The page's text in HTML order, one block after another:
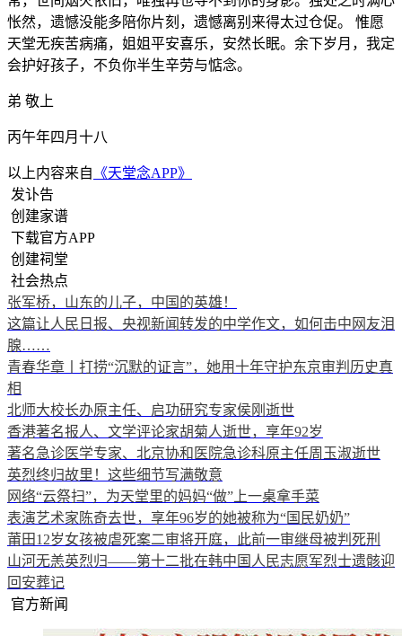
怅然，遗憾没能多陪你片刻，遗憾离别来得太过仓促。 惟愿
天堂无疾苦病痛，姐姐平安喜乐，安然长眠。余下岁月，我定
会护好孩子，不负你半生辛劳与惦念。
弟 敬上
丙午年四月十八
以上内容来自 《天堂念APP》
发讣告
创建家谱
下载官方APP
创建祠堂
社会热点
张军桥，山东的儿子，中国的英雄！
这篇让人民日报、央视新闻转发的中学作文，如何击中网友泪
腺……
青春华章丨打捞“沉默的证言”，她用十年守护东京审判历史真
相
北师大校长办原主任、启功研究专家侯刚逝世
香港著名报人、文学评论家胡菊人逝世，享年92岁
著名急诊医学专家、北京协和医院急诊科原主任周玉淑逝世
英烈终归故里！这些细节写满敬意
网络“云祭扫”，为天堂里的妈妈“做”上一桌拿手菜
表演艺术家陈奇去世，享年96岁的她被称为“国民奶奶”
莆田12岁女孩被虐死案二审将开庭，此前一审继母被判死刑
山河无恙英烈归——第十二批在韩中国人民志愿军烈士遗骸迎
回安葬记
官方新闻